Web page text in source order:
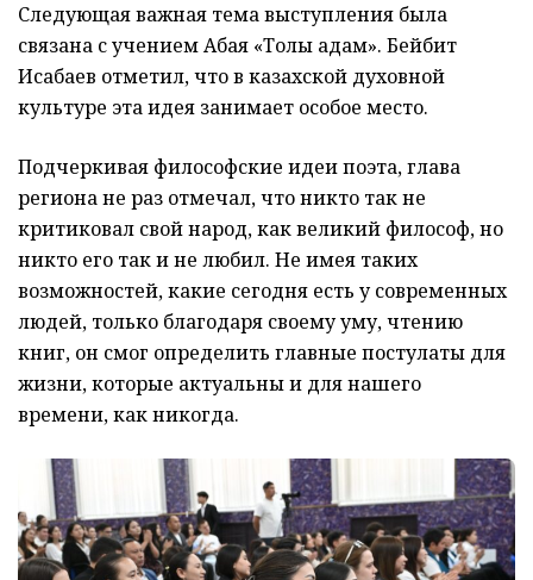
Следующая важная тема выступления была
связана с учением Абая «Толық адам». Бейбит
Исабаев отметил, что в казахской духовной
культуре эта идея занимает особое место.
Подчеркивая философские идеи поэта, глава
региона не раз отмечал, что никто так не
критиковал свой народ, как великий философ, но
никто его так и не любил. Не имея таких
возможностей, какие сегодня есть у современных
людей, только благодаря своему уму, чтению
книг, он смог определить главные постулаты для
жизни, которые актуальны и для нашего
времени, как никогда.